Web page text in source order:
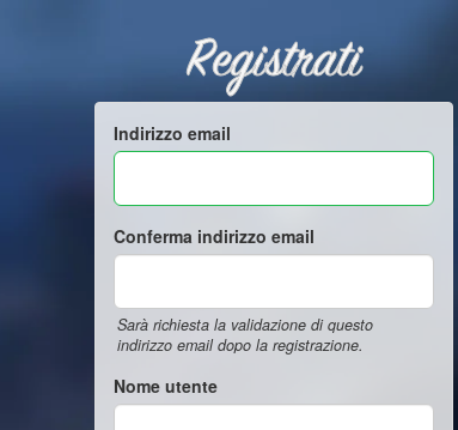
Registrati
Indirizzo email
Conferma indirizzo email
Sarà richiesta la validazione di questo
indirizzo email dopo la registrazione.
Nome utente